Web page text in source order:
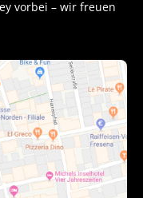
vorbei – wir freuen